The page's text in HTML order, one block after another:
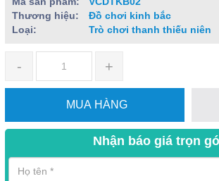
Thương hiệu:
Đồ chơi kinh bắc
Loại:
Trò chơi thanh thiếu niên
- +
MUA HÀNG
Nhận báo giá trọn